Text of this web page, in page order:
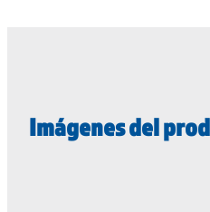
Imágenes del